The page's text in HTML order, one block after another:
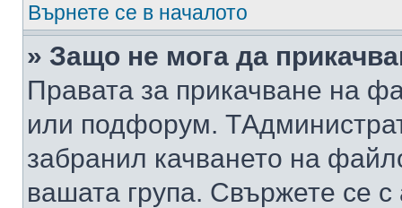
Върнете се в началото
» Защо не мога да
Правата за прикачване на
или подфорум.
забранил качването на
вашата група. Свържете се